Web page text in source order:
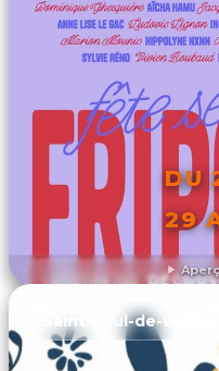
DU
29
Saint-paul-de-vence